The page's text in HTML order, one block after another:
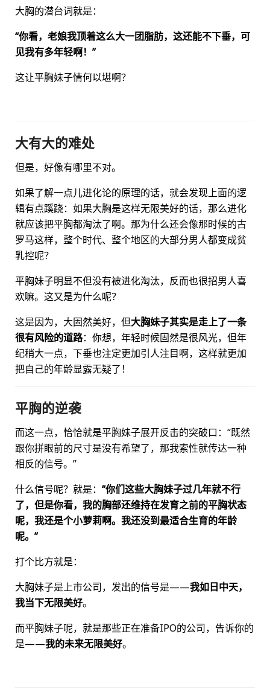
大胸的潜台词就是：
“你看，老娘我顶着这么大一团脂肪，这还能不下垂，可
见我有多年轻啊！”
这让平胸妹子情何以堪啊？
大有大的难处
但是，好像有哪里不对。
如果了解一点儿进化论的原理的话，就会发现上面的逻
辑有点蹊跷：如果大胸是这样无限美好的话，那么进化
就应该把平胸都淘汰了啊。那为什么还会像那时候的古
罗马这样，整个时代、整个地区的大部分男人都变成贫
乳控呢？
平胸妹子明显不但没有被进化淘汰，反而也很招男人喜
欢嘛。这又是为什么呢？
这是因为，大固然美好，但大胸妹子其实是走上了一条
很有风险的道路：你想，年轻时候固然是很风光，但年
纪稍大一点，下垂也注定更加引人注目啊，这样就更加
把自己的年龄显露无疑了！
平胸的逆袭
而这一点，恰恰就是平胸妹子展开反击的突破口：“既然
跟你拼眼前的尺寸是没有希望了，那我索性就传达一种
相反的信号。”
什么信号呢？就是： “你们这些大胸妹子过几年就不行
了，但是你看，我的胸部还维持在发育之前的平胸状态
呢，我还是个小萝莉啊。我还没到最适合生育的年龄
呢。”
打个比方就是：
大胸妹子是上市公司，发出的信号是——我如日中天，
我当下无限美好。
而平胸妹子呢，就是那些正在准备IPO的公司，告诉你的
是——我的未来无限美好。